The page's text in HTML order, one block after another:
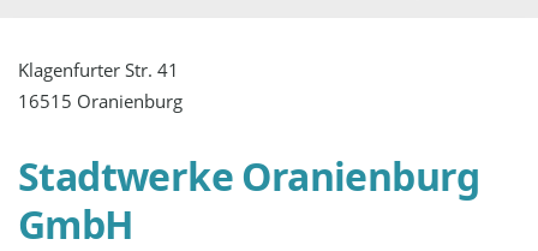
Stadtwerke Oranienburg
GmbH
Klagenfurter Str. 41
16515 Oranienburg